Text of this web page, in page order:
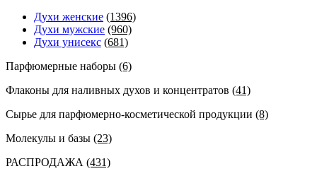
Духи женские (1396)
Духи мужские (960)
Духи унисекс (681)
Парфюмерные наборы (6)
Флаконы для наливных духов и концентратов (41)
Сырье для парфюмерно-косметической продукции (8)
Молекулы и базы (23)
РАСПРОДАЖА (431)